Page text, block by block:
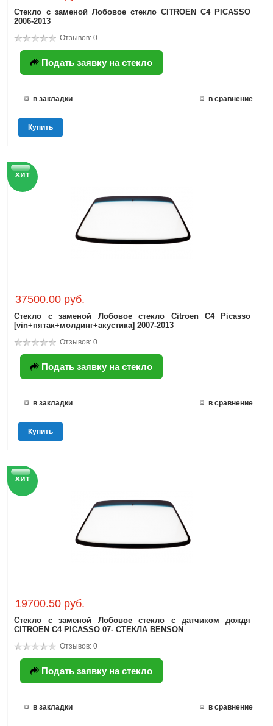
Стекло с заменой Лобовое стекло CITROEN C4 PICASSO
2006-2013
Отзывов: 0
Подать заявку на стекло
в закладки в сравнение
Купить
хит
37500.00 руб.
Стекло с заменой Лобовое стекло Citroen C4 Picasso
[vin+пятак+молдинг+акустика] 2007-2013
Отзывов: 0
Подать заявку на стекло
в закладки в сравнение
Купить
хит
19700.50 руб.
Стекло с заменой Лобовое стекло с датчиком дождя
CITROEN C4 PICASSO 07- СТЕКЛА BENSON
Отзывов: 0
Подать заявку на стекло
в закладки в сравнение